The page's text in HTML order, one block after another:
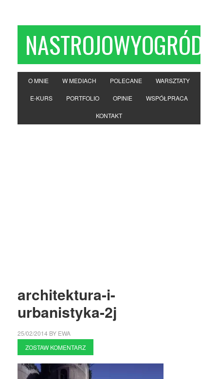
NASTROJOWYOGRÓD
O MNIE W MEDIACH POLECANE WARSZTATY
E-KURS PORTFOLIO OPINIE WSPÓŁPRACA
KONTAKT
architektura-i-
urbanistyka-2j
25/02/2014 BY EWA
ZOSTAW KOMENTARZ